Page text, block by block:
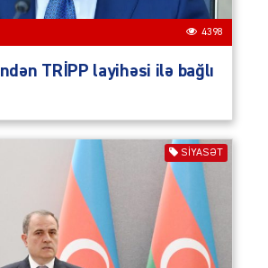
4398
TRİPP layihəsi ilə bağlı
SIYASƏT